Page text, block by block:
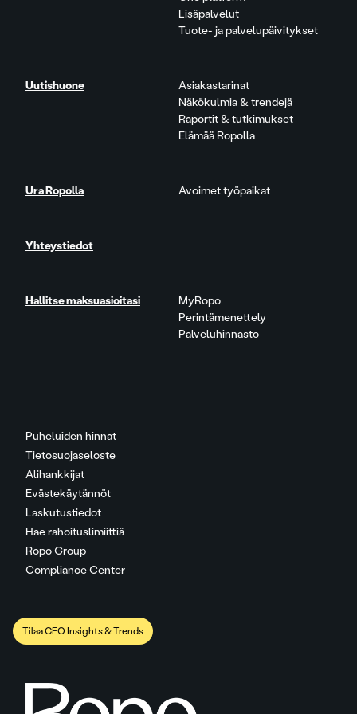
Puheluiden hinnat
Tietosuojaseloste
Alihankkijat
Evästekäytännöt
Laskutustiedot
Hae rahoituslimiittiä
Ropo Group
Compliance Center
Lisäpalvelut
Tuote- ja palvelupäivitykset
Uutishuone
Asiakastarinat
Näkökulmia & trendejä
Raportit & tutkimukset
Elämää Ropolla
Ura Ropolla Avoimet työpaikat
Yhteystiedot
Hallitse maksuasioitasi
MyRopo
Perintämenettely
Palveluhinnasto
Tilaa CFO Insights & Trends